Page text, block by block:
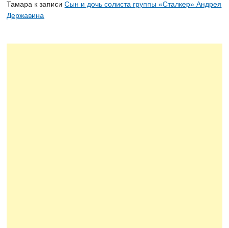
Тамара к записиСын и дочь солиста группы «Сталкер» Андрея
Державина